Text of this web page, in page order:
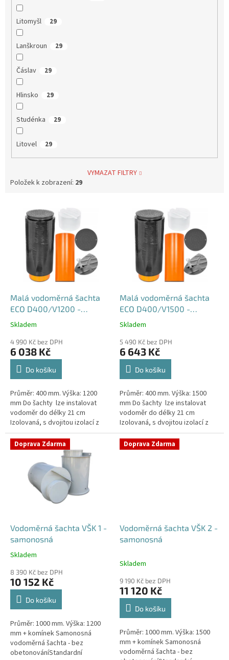
Litomyšl 29
Lanškroun 29
Čáslav 29
Hlinsko 29
Studénka 29
Litovel 29
VYMAZAT FILTRY
Položek k zobrazení: 29
Malá vodoměrná šachta
ECO D400/V1200 -
samonosná
Průměrné
produktu
je
4,5
hvězdiček.
Skladem
4 990 Kč bez DPH
6 038 Kč
Do košíku
Průměr: 400 mm. Výška: 1200
mm Do šachty lze instalovat
vodoměr do délky 21 cm
Izolovaná, s dvojitou izolací z
tvrzeného
polystyrenuSamonosná
vodoměrná šachta DN400 -...
Malá vodoměrná šachta
ECO D400/V1500 -
samonosná
Průměrné
produktu
je
4,6
hvězdiček.
Skladem
5 490 Kč bez DPH
6 643 Kč
Do košíku
Průměr: 400 mm. Výška: 1500
mm Do šachty lze instalovat
vodoměr do délky 21 cm
Izolovaná, s dvojitou izolací z
tvrzeného
polystyrenuSamonosná
vodoměrná šachta DN400 -...
Doprava Zdarma
Vodoměrná šachta VŠK 1 -
samonosná
Průměrné
produktu
je
4,4
hvězdiček.
Skladem
8 390 Kč bez DPH
10 152 Kč
Do košíku
Průměr: 1000 mm. Výška: 1200
mm + komínek Samonosná
vodoměrná šachta - bez
obetonováníStandardní
Doprava Zdarma
Vodoměrná šachta VŠK 2 -
samonosná
Skladem
9 190 Kč bez DPH
11 120 Kč
Do košíku
Průměr: 1000 mm. Výška: 1500
mm + komínek Samonosná
vodoměrná šachta - bez